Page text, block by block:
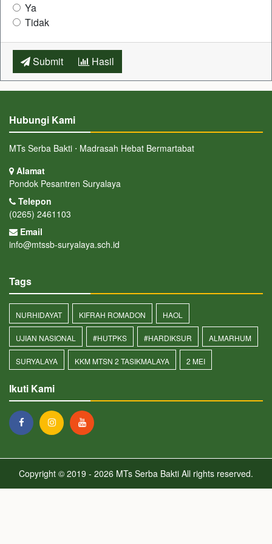
Ya
Tidak
Submit Hasil
Hubungi Kami
MTs Serba Bakti ⋅ Madrasah Hebat Bermartabat
Alamat
Pondok Pesantren Suryalaya
Telepon
(0265) 2461103
Email
info@mtssb-suryalaya.sch.id
Tags
NURHIDAYAT KIFRAH ROMADON HAOL
UJIAN NASIONAL #HUTPKS #HARDIKSUR ALMARHUM
SURYALAYA KKM MTSN 2 TASIKMALAYA 2 MEI
Ikuti Kami
Copyright © 2019 - 2026 MTs Serba Bakti All rights reserved.